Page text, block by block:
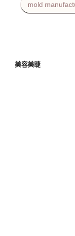
mold
美容美睫